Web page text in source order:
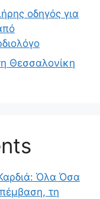
οδηγός για
Θεσσαλονίκη
Όλα Όσα
τη